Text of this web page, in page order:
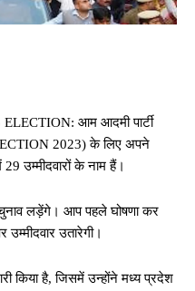
आम आदमी पार्टी
2023) के लिए अपने
उम्मीदवारों के नाम हैं।
चुनाव लड़ेंगे। आप पहले घोषणा कर
उतारेगी।
किया है, जिसमें उन्होंने मध्य प्रदेश